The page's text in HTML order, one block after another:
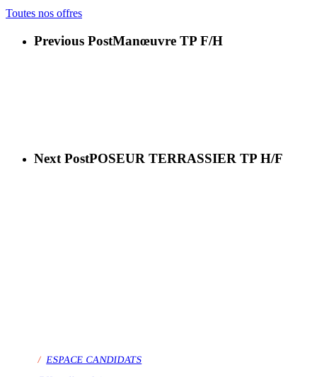
Toutes nos offres
Previous PostManœuvre TP F/H
Next PostPOSEUR TERRASSIER TP H/F
/ ESPACE CANDIDATS